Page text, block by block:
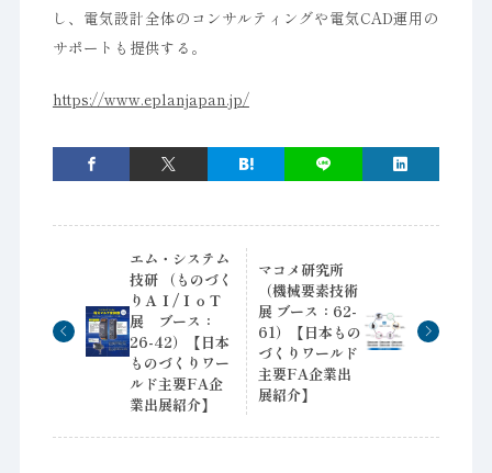
し、電気設計全体のコンサルティングや電気CAD運用の
サポートも提供する。
https://www.eplanjapan.jp/
エム・システム
技研 （ものづく
りＡＩ/ＩｏＴ
展 ブース：
26-42）【日本
ものづくりワー
ルド主要FA企
業出展紹介】
マコメ研究所
（機械要素技術
展 ブース：62-
61）【日本もの
づくりワールド
主要FA企業出
展紹介】